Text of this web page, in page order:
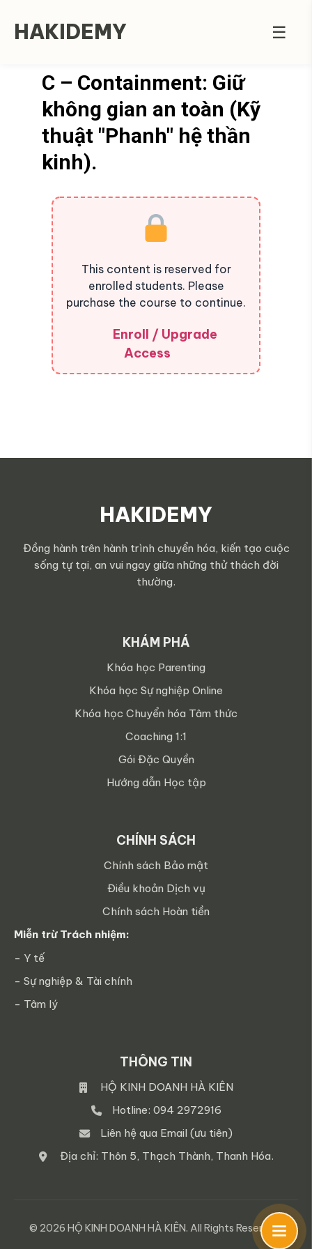
HAKIDEMY ☰
C – Containment: Giữ
không gian an toàn (Kỹ
thuật "Phanh" hệ thần
kinh).
This content is reserved for
enrolled students. Please
purchase the course to continue.
Enroll / Upgrade
Access
HAKIDEMY
Đồng hành trên hành trình chuyển hóa, kiến tạo cuộc
sống tự tại, an vui ngay giữa những thử thách đời
thường.
KHÁM PHÁ
Khóa học Parenting
Khóa học Sự nghiệp Online
Khóa học Chuyển hóa Tâm thức
Coaching 1:1
Gói Đặc Quyền
Hướng dẫn Học tập
CHÍNH SÁCH
Chính sách Bảo mật
Điều khoản Dịch vụ
Chính sách Hoàn tiền
Miễn trừ Trách nhiệm:
- Y tế
- Sự nghiệp & Tài chính
- Tâm lý
THÔNG TIN
HỘ KINH DOANH HÀ KIÊN
Hotline: 094 2972916
Liên hệ qua Email (ưu tiên)
Địa chỉ: Thôn 5, Thạch Thành, Thanh Hóa.
© 2026 HỘ KINH DOANH HÀ KIÊN. All Rights Reserved.